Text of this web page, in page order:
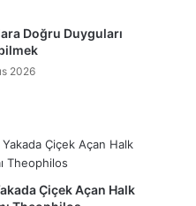
Doğru Duyguları
2026
Çiçek Açan Halk